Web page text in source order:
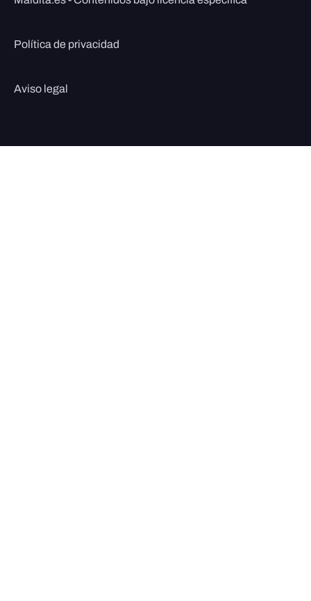
Política de privacidad
Aviso legal